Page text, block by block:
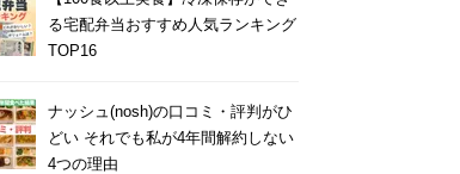
る宅配弁当おすすめ人気ランキング
TOP16
ナッシュ(nosh)の口コミ・評判がひ
どい それでも私が4年間解約しない
4つの理由